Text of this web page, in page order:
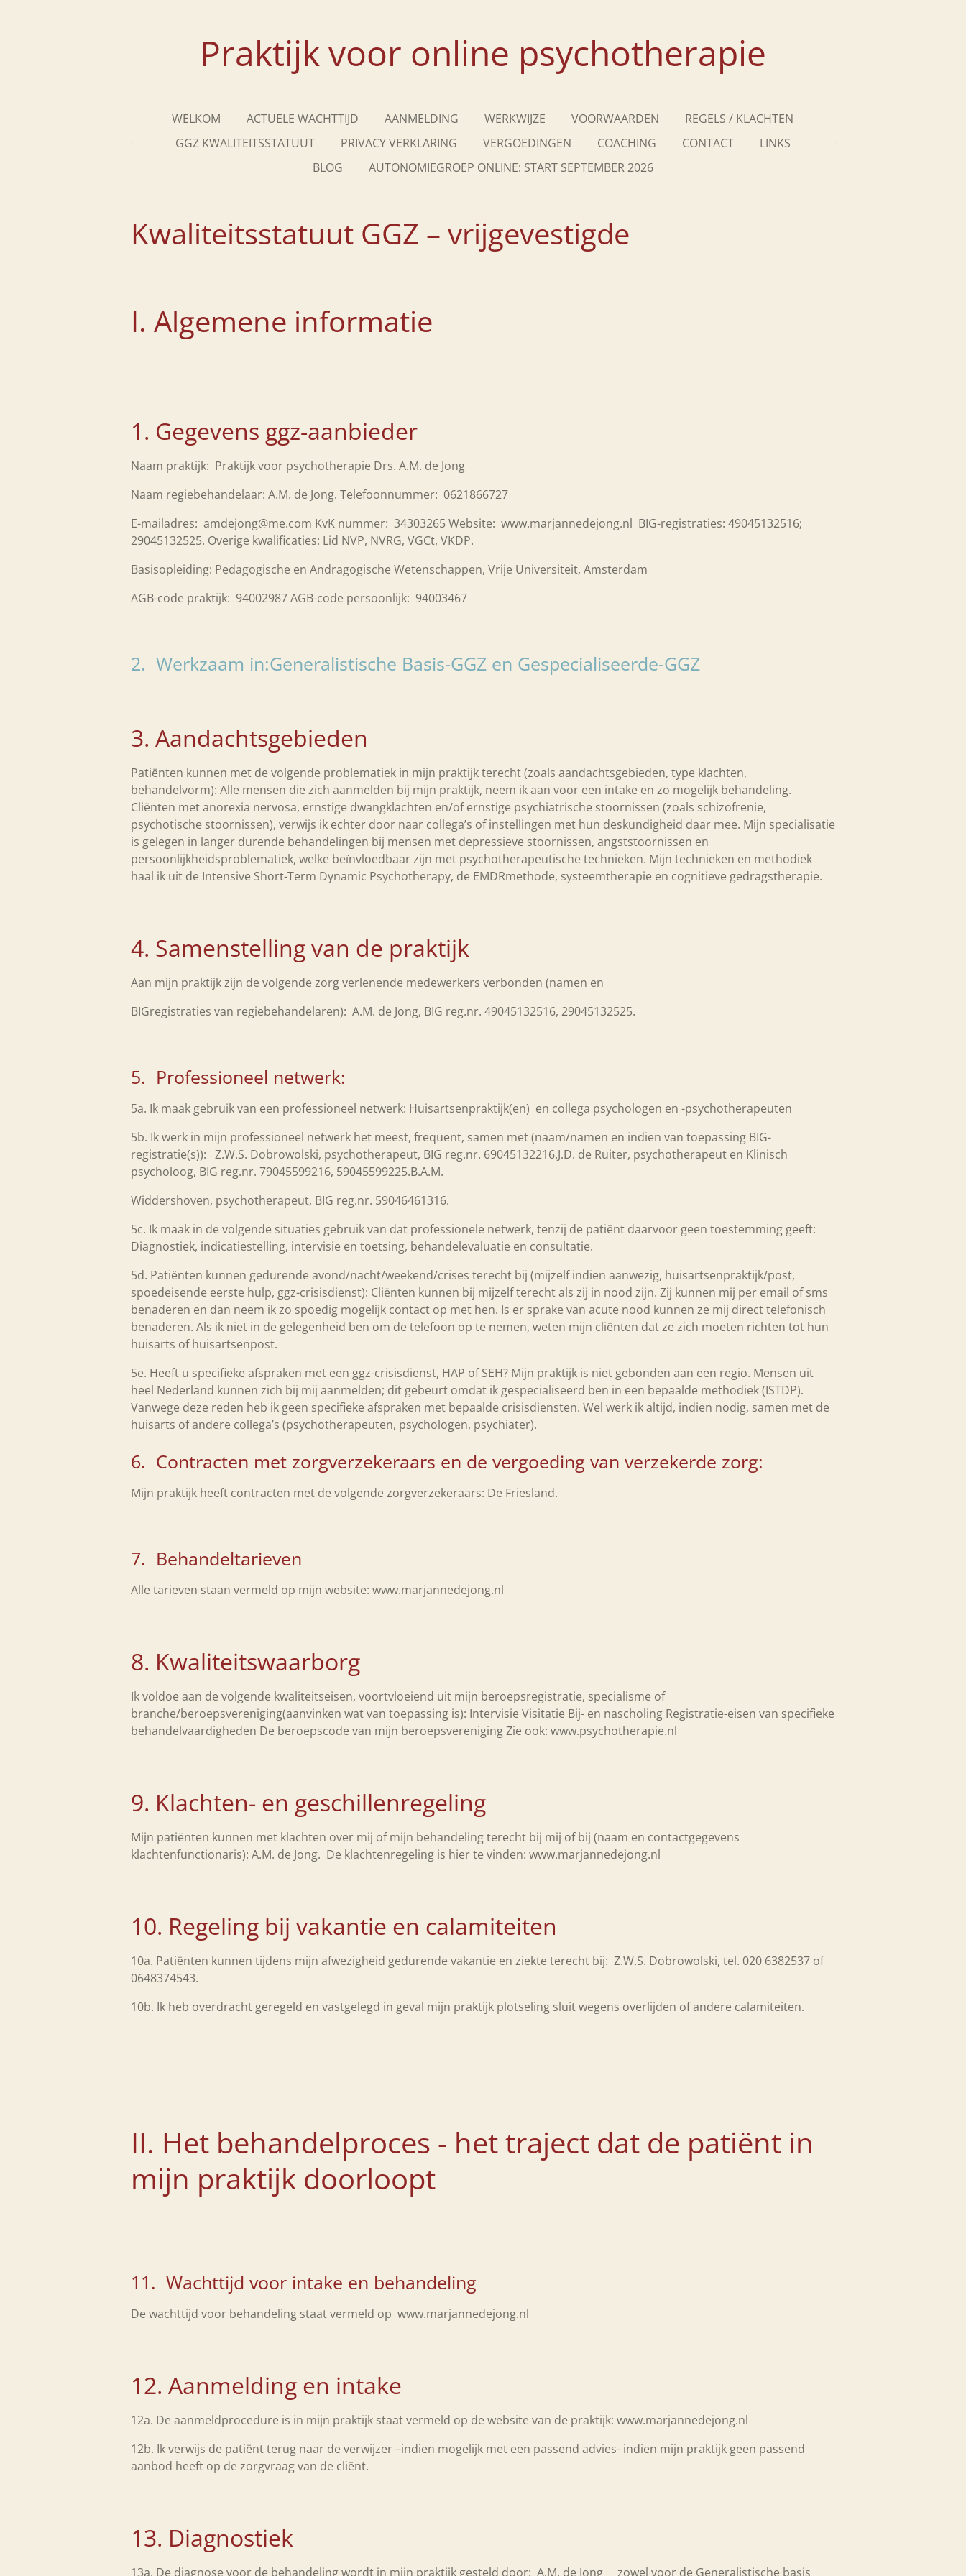
Praktijk voor online psychotherapie
WELKOM ACTUELE WACHTTIJD AANMELDING WERKWIJZE VOORWAARDEN
REGELS / KLACHTEN
GGZ KWALITEITSSTATUUT
PRIVACY VERKLARING VERGOEDINGEN COACHING CONTACT
LINKS
BLOG
AUTONOMIEGROEP ONLINE: START SEPTEMBER 2026
Kwaliteitsstatuut GGZ – vrijgevestigde
I. Algemene informatie
1. Gegevens ggz-aanbieder
Naam praktijk: Praktijk voor psychotherapie Drs. A.M. de Jong
Naam regiebehandelaar: A.M. de Jong. Telefoonnummer: 0621866727
E-mailadres: amdejong@me.com KvK nummer: 34303265 Website: www.marjannedejong.nl BIG-registraties: 49045132516;
29045132525. Overige kwalificaties: Lid NVP, NVRG, VGCt, VKDP.
Basisopleiding: Pedagogische en Andragogische Wetenschappen, Vrije Universiteit, Amsterdam
AGB-code praktijk: 94002987 AGB-code persoonlijk: 94003467
2. Werkzaam in:Generalistische Basis-GGZ en Gespecialiseerde-GGZ
3. Aandachtsgebieden
Patiënten kunnen met de volgende problematiek in mijn praktijk terecht (zoals aandachtsgebieden, type klachten,
behandelvorm): Alle mensen die zich aanmelden bij mijn praktijk, neem ik aan voor een intake en zo mogelijk behandeling.
Cliënten met anorexia nervosa, ernstige dwangklachten en/of ernstige psychiatrische stoornissen (zoals schizofrenie,
psychotische stoornissen), verwijs ik echter door naar collega’s of instellingen met hun deskundigheid daar mee. Mijn specialisatie
is gelegen in langer durende behandelingen bij mensen met depressieve stoornissen, angststoornissen en
persoonlijkheidsproblematiek, welke beïnvloedbaar zijn met psychotherapeutische technieken. Mijn technieken en methodiek
haal ik uit de Intensive Short-Term Dynamic Psychotherapy, de EMDRmethode, systeemtherapie en cognitieve gedragstherapie.
4. Samenstelling van de praktijk
Aan mijn praktijk zijn de volgende zorg verlenende medewerkers verbonden (namen en
BIGregistraties van regiebehandelaren): A.M. de Jong, BIG reg.nr. 49045132516, 29045132525.
5. Professioneel netwerk:
5a. Ik maak gebruik van een professioneel netwerk: Huisartsenpraktijk(en) en collega psychologen en -psychotherapeuten
5b. Ik werk in mijn professioneel netwerk het meest, frequent, samen met (naam/namen en indien van toepassing BIG-
registratie(s)): Z.W.S. Dobrowolski, psychotherapeut, BIG reg.nr. 69045132216.J.D. de Ruiter, psychotherapeut en Klinisch
psycholoog, BIG reg.nr. 79045599216, 59045599225.B.A.M.
Widdershoven, psychotherapeut, BIG reg.nr. 59046461316.
5c. Ik maak in de volgende situaties gebruik van dat professionele netwerk, tenzij de patiënt daarvoor geen toestemming geeft:
Diagnostiek, indicatiestelling, intervisie en toetsing, behandelevaluatie en consultatie.
5d. Patiënten kunnen gedurende avond/nacht/weekend/crises terecht bij (mijzelf indien aanwezig, huisartsenpraktijk/post,
spoedeisende eerste hulp, ggz-crisisdienst): Cliënten kunnen bij mijzelf terecht als zij in nood zijn. Zij kunnen mij per email of sms
benaderen en dan neem ik zo spoedig mogelijk contact op met hen. Is er sprake van acute nood kunnen ze mij direct telefonisch
benaderen. Als ik niet in de gelegenheid ben om de telefoon op te nemen, weten mijn cliënten dat ze zich moeten richten tot hun
huisarts of huisartsenpost.
5e. Heeft u specifieke afspraken met een ggz-crisisdienst, HAP of SEH? Mijn praktijk is niet gebonden aan een regio. Mensen uit
heel Nederland kunnen zich bij mij aanmelden; dit gebeurt omdat ik gespecialiseerd ben in een bepaalde methodiek (ISTDP).
Vanwege deze reden heb ik geen specifieke afspraken met bepaalde crisisdiensten. Wel werk ik altijd, indien nodig, samen met de
huisarts of andere collega’s (psychotherapeuten, psychologen, psychiater).
6. Contracten met zorgverzekeraars en de vergoeding van verzekerde zorg:
Mijn praktijk heeft contracten met de volgende zorgverzekeraars: De Friesland.
7. Behandeltarieven
Alle tarieven staan vermeld op mijn website: www.marjannedejong.nl
8. Kwaliteitswaarborg
Ik voldoe aan de volgende kwaliteitseisen, voortvloeiend uit mijn beroepsregistratie, specialisme of
branche/beroepsvereniging(aanvinken wat van toepassing is): Intervisie Visitatie Bij- en nascholing Registratie-eisen van specifieke
behandelvaardigheden De beroepscode van mijn beroepsvereniging Zie ook: www.psychotherapie.nl
9. Klachten- en geschillenregeling
Mijn patiënten kunnen met klachten over mij of mijn behandeling terecht bij mij of bij (naam en contactgegevens
klachtenfunctionaris): A.M. de Jong. De klachtenregeling is hier te vinden: www.marjannedejong.nl
10. Regeling bij vakantie en calamiteiten
10a. Patiënten kunnen tijdens mijn afwezigheid gedurende vakantie en ziekte terecht bij: Z.W.S. Dobrowolski, tel. 020 6382537 of
0648374543.
10b. Ik heb overdracht geregeld en vastgelegd in geval mijn praktijk plotseling sluit wegens overlijden of andere calamiteiten.
II. Het behandelproces - het traject dat de patiënt in
mijn praktijk doorloopt
11. Wachttijd voor intake en behandeling
De wachttijd voor behandeling staat vermeld op www.marjannedejong.nl
12. Aanmelding en intake
12a. De aanmeldprocedure is in mijn praktijk staat vermeld op de website van de praktijk: www.marjannedejong.nl
12b. Ik verwijs de patiënt terug naar de verwijzer –indien mogelijk met een passend advies- indien mijn praktijk geen passend
aanbod heeft op de zorgvraag van de cliënt.
13. Diagnostiek
13a. De diagnose voor de behandeling wordt in mijn praktijk gesteld door: A.M. de Jong zowel voor de Generalistische basis